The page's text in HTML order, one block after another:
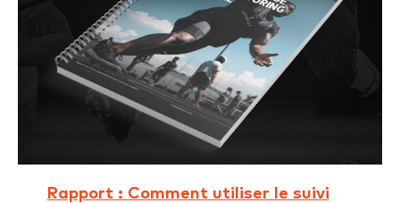
Rapport : Comment utiliser le suivi